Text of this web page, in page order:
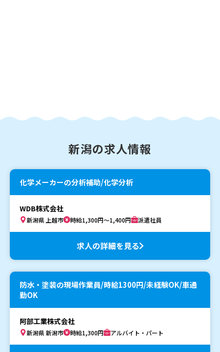
新潟の求人情報
化学メーカーの分析補助/化学分析
WDB株式会社
新潟県 上越市 時給1,300円～1,400円 派遣社員
求人の詳細を見る
防水・塗装の現場作業員/時給1300円/未経験OK/車通
勤OK
阿部工業株式会社
新潟県 新潟市 時給1,300円 アルバイト・パート